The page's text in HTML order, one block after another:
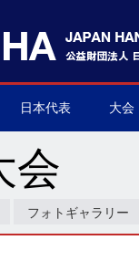
日本代表 大会
会
フォトギャラリー